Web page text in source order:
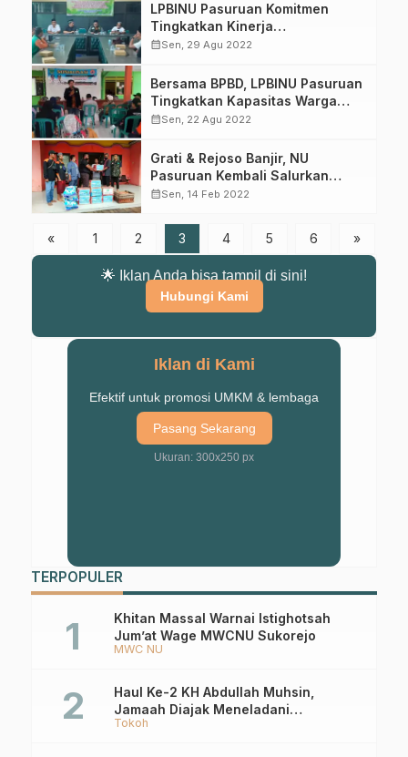
Gabung Channel WhatsApp NU
Pasuruan
Dapatkan info kegiatan, kajian, dan berita terbaru langsung dari
sumber resmi NU Pasuruan.
Join Sekarang
LPBINU Pasuruan Komitmen
Tingkatkan Kinerja
Penanggulangan Bencana
calendar_monthSen, 29 Agu 2022
Bersama BPBD, LPBINU Pasuruan
Tingkatkan Kapasitas Warga
Hadapi Bencana
calendar_monthSen, 22 Agu 2022
Grati & Rejoso Banjir, NU
Pasuruan Kembali Salurkan
Bantuan Logistik
calendar_monthSen, 14 Feb 2022
« 1 2 3 4 5 6 »
🌟 Iklan Anda bisa tampil di sini!
Hubungi Kami
Iklan di Kami
Efektif untuk promosi UMKM & lembaga
Pasang Sekarang
Ukuran: 300x250 px
TERPOPULER
MWC NU
Khitan Massal Warnai Istighotsah
Jum’at Wage MWCNU Sukorejo
Tokoh
Haul Ke-2 KH Abdullah Muhsin,
Jamaah Diajak Meneladani
Keistiqamahan